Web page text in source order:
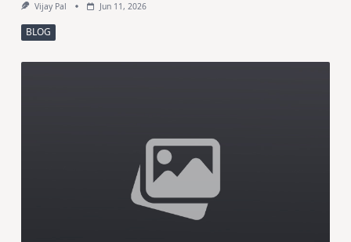
Vijay Pal Jun 11, 2026
BLOG